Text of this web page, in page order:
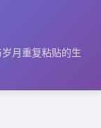
月重复粘贴的生